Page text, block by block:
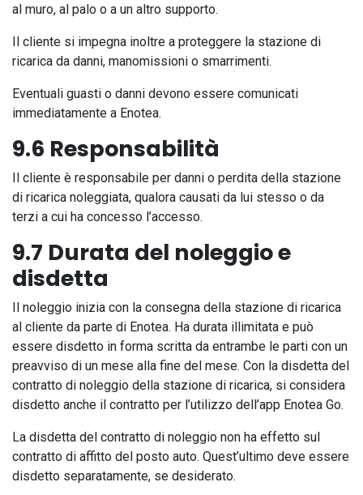
al muro, al palo o a un altro supporto.
Il cliente si impegna inoltre a proteggere la stazione di
ricarica da danni, manomissioni o smarrimenti.
Eventuali guasti o danni devono essere comunicati
immediatamente a Enotea.
9.6 Responsabilità
Il cliente è responsabile per danni o perdita della stazione
di ricarica noleggiata, qualora causati da lui stesso o da
terzi a cui ha concesso l’accesso.
9.7 Durata del noleggio e
disdetta​
Il noleggio inizia con la consegna della stazione di ricarica
al cliente da parte di Enotea. Ha durata illimitata e può
essere disdetto in forma scritta da entrambe le parti con un
preavviso di un mese alla fine del mese. Con la disdetta del
contratto di noleggio della stazione di ricarica, si considera
disdetto anche il contratto per l’utilizzo dell’app Enotea Go.
La disdetta del contratto di noleggio non ha effetto sul
contratto di affitto del posto auto. Quest’ultimo deve essere
disdetto separatamente, se desiderato.